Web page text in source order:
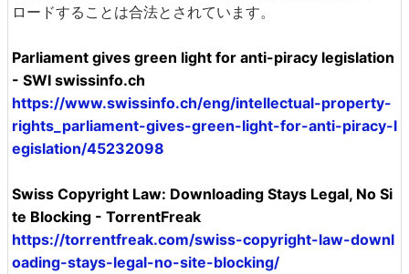
ロードすることは合法とされています。
Parliament gives green light for anti-piracy legislation
- SWI swissinfo.ch
https://www.swissinfo.ch/eng/intellectual-property-
rights_parliament-gives-green-light-for-anti-piracy-l
egislation/45232098
Swiss Copyright Law: Downloading Stays Legal, No Si
te Blocking - TorrentFreak
https://torrentfreak.com/swiss-copyright-law-downl
oading-stays-legal-no-site-blocking/